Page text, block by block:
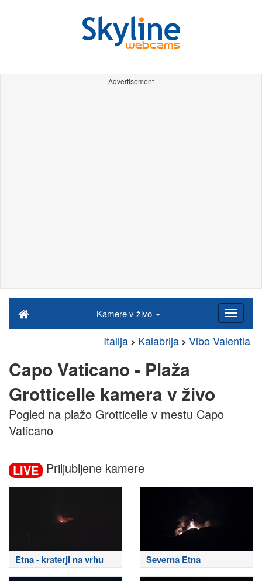
Advertisement
Kamere v živo
Italija Kalabrija Vibo Valentia
Capo Vaticano - Plaža
Grotticelle kamera v živo
Pogled na plažo Grotticelle v mestu Capo
Vaticano
LIVE Priljubljene kamere
Etna - kraterji na vrhu Severna Etna